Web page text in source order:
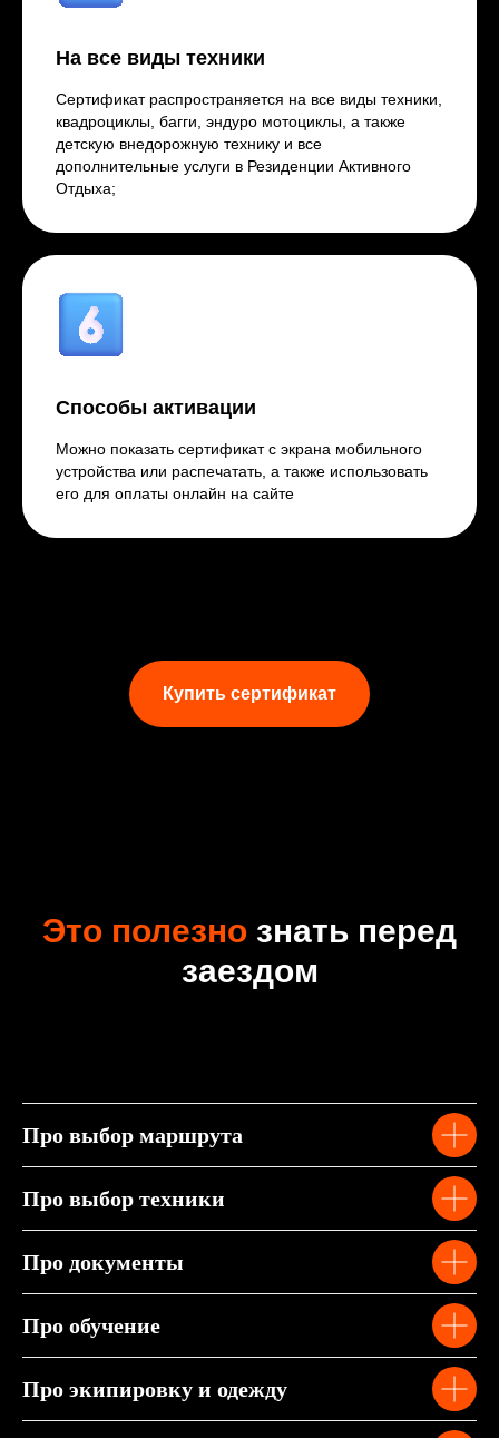
На все виды техники
Сертификат распространяется на все виды техники,
квадроциклы, багги, эндуро мотоциклы, а также
детскую внедорожную технику и все
дополнительные услуги в Резиденции Активного
Отдыха;
Способы активации
Можно показать сертификат с экрана мобильного
устройства или распечатать, а также использовать
его для оплаты онлайн на сайте
Купить сертификат
Это полезно знать перед
заездом
Про выбор маршрута
Про выбор техники
Про документы
Про обучение
Про экипировку и одежду